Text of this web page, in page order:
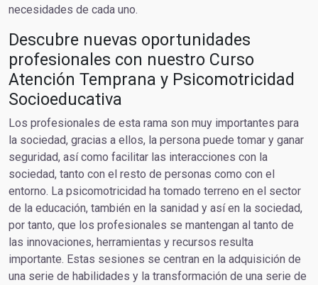
necesidades de cada uno.
Descubre nuevas oportunidades
profesionales con nuestro Curso
Atención Temprana y Psicomotricidad
Socioeducativa
Los profesionales de esta rama son muy importantes para
la sociedad, gracias a ellos, la persona puede tomar y ganar
seguridad, así como facilitar las interacciones con la
sociedad, tanto con el resto de personas como con el
entorno. La psicomotricidad ha tomado terreno en el sector
de la educación, también en la sanidad y así en la sociedad,
por tanto, que los profesionales se mantengan al tanto de
las innovaciones, herramientas y recursos resulta
importante. Estas sesiones se centran en la adquisición de
una serie de habilidades y la transformación de una serie de